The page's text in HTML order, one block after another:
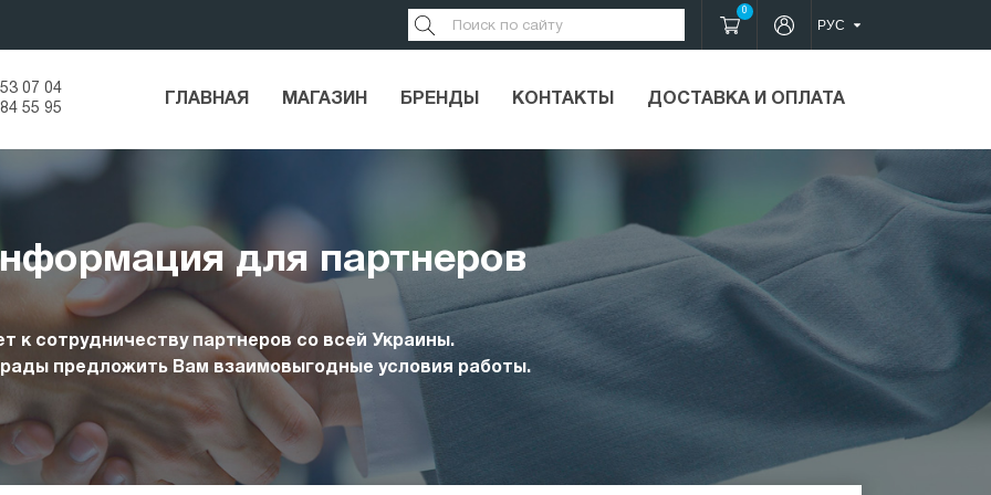
0
07 04
55 95
ГЛАВНАЯ МАГАЗИН БРЕНДЫ КОНТАКТЫ ДОСТАВКА И ОПЛАТА
для партнеров
к сотрудничеству партнеров со всей Украины.
предложить Вам взаимовыгодные условия работы.